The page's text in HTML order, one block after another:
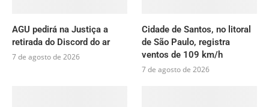
AGU pedirá na Justiça a
retirada do Discord do ar
7 de agosto de 2026
Cidade de Santos, no litoral
de São Paulo, registra
ventos de 109 km/h
7 de agosto de 2026